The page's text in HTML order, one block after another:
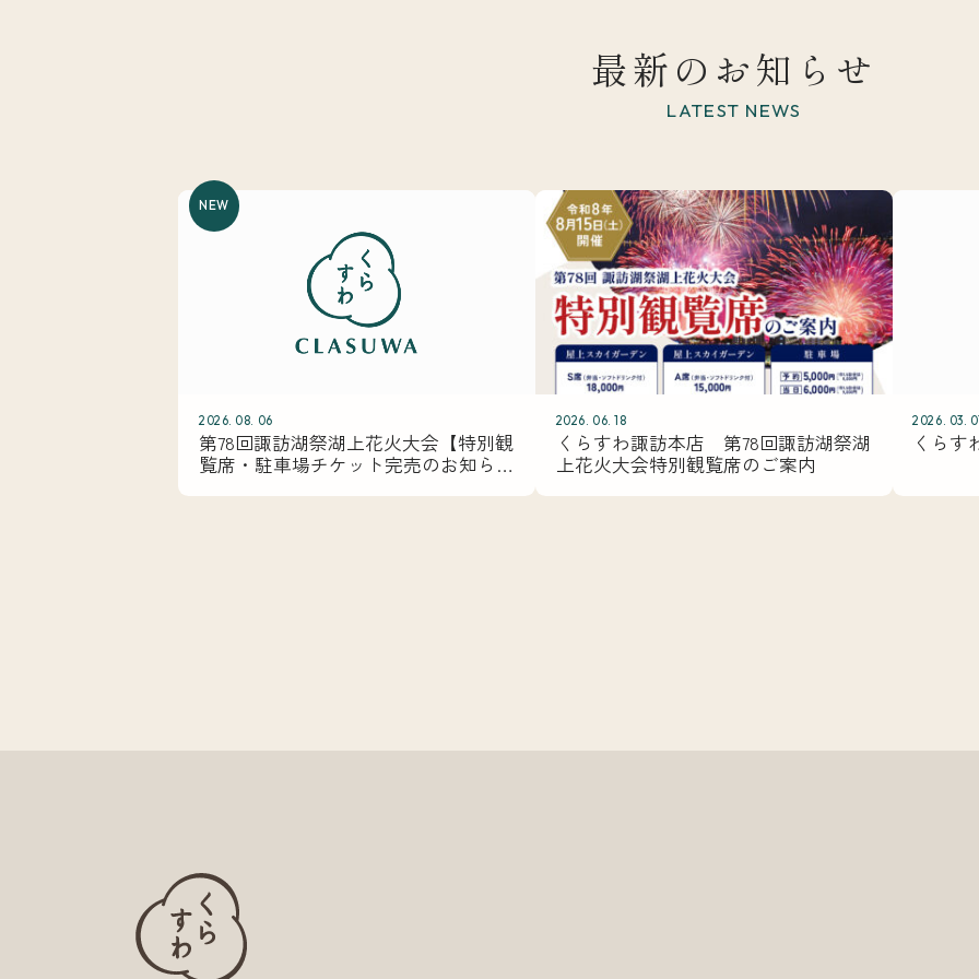
最新のお知らせ
LATEST NEWS
NEW
2026. 08. 06
第78回諏訪湖祭湖上花火大会【特別観
覧席・駐車場チケット完売のお知ら
2026. 06. 18
くらすわ諏訪本店 第78回諏訪湖祭湖
上花火大会特別観覧席のご案内
2026. 03.
くらす